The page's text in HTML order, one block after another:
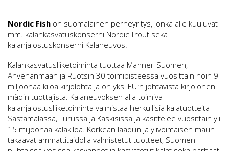
Nordic Fish on suomalainen perheyritys, jonka alle kuuluvat
mm. kalankasvatuskonserni Nordic Trout sekä
kalanjalostuskonserni Kalaneuvos.
Kalankasvatusliiketoiminta tuottaa Manner-Suomen,
Ahvenanmaan ja Ruotsin 30 toimipisteessä vuosittain noin 9
miljoonaa kiloa kirjolohta ja on yksi EU:n johtavista kirjolohen
mädin tuottajista. Kalaneuvoksen alla toimiva
kalanjalostusliiketoiminta valmistaa herkullisia kalatuotteita
Sastamalassa, Turussa ja Kaskisissa ja käsittelee vuosittain yli
15 miljoonaa kalakiloa. Korkean laadun ja ylivoimaisen maun
takaavat ammattitaidolla valmistetut tuotteet, Suomen